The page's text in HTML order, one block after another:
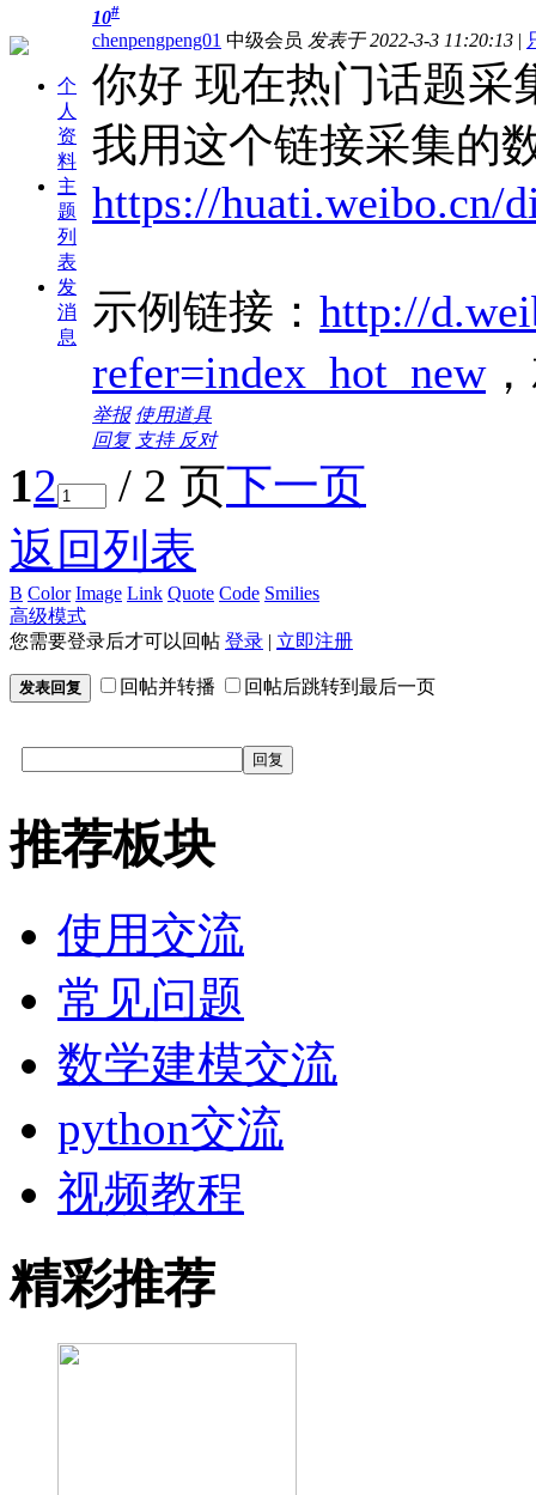
个
人
资
料
主
题
列
表
发
消
息
10#
chenpengpeng01 中级会员 发表于 2022-3-3 11:20:13 |
你好 现在热门话题采
我用这个链接采集的
https://huati.weibo.cn/
示例链接： http://
refer=index_hot_new
举报 使用道具
回复 支持 反对
12 / 2 页下一页
返回列表
B Color Image Link Quote Code Smilies
高级模式
您需要登录后才可以回帖 登录 | 立即注册
发表回复 回帖并转播 回帖后跳转到最后一页
回复
推荐板块
使用交流
常见问题
数学建模交流
python交流
视频教程
精彩推荐